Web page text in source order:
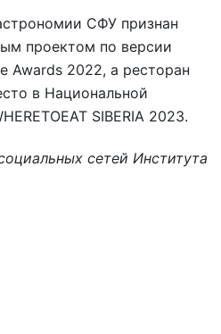
СФУ признан
проектом по версии
Awards 2022, а ресторан
в Национальной
SIBERIA 2023.
сетей Института